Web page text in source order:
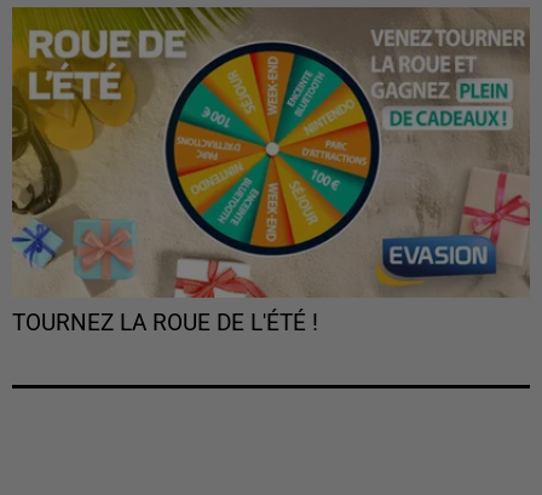
TOURNEZ LA ROUE DE L'ÉTÉ !